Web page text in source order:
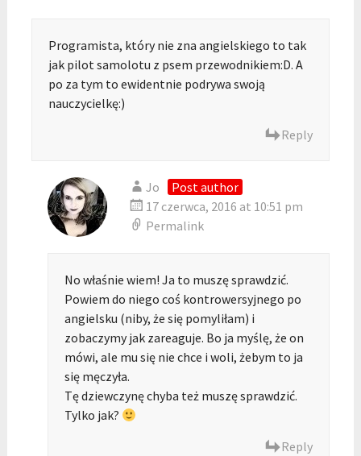
Programista, który nie zna angielskiego to tak
jak pilot samolotu z psem przewodnikiem:D. A
po za tym to ewidentnie podrywa swoją
nauczycielkę:)
Reply
Jo
Post author
17 czerwca, 2016 at 10:51 pm
Permalink
No właśnie wiem! Ja to muszę sprawdzić.
Powiem do niego coś kontrowersyjnego po
angielsku (niby, że się pomyliłam) i
zobaczymy jak zareaguje. Bo ja myślę, że on
mówi, ale mu się nie chce i woli, żebym to ja
się męczyła.
Tę dziewczynę chyba też muszę sprawdzić.
Tylko jak?
Reply